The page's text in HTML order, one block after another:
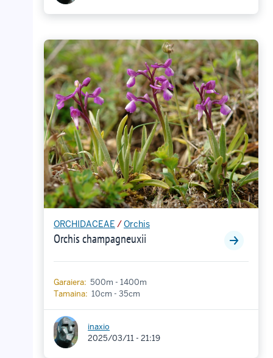
ORCHIDACEAE /Orchis
Orchis champagneuxii
Garaiera: 500m - 1400m
Tamaina: 10cm - 35cm
inaxio
2025/03/11 - 21:19